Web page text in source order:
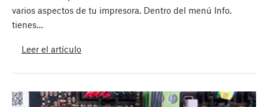
varios aspectos de tu impresora. Dentro del menú Info.
tienes…
Leer el artículo